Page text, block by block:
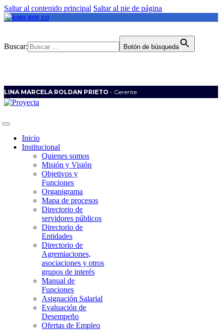
Saltar al contenido principal Saltar al pie de página
Buscar: Botón de búsqueda
LINA MARCELA ROLDAN PRIETO - Gerente
Inicio
Institucional
Quienes somos
Misión y Visión
Objetivos y
Funciones
Organigrama
Mapa de procesos
Directorio de
servidores públicos
Directorio de
Entidades
Directorio de
Agremiaciones,
asociaciones y otros
grupos de interés
Manual de
Funciones
Asignación Salarial
Evaluación de
Desempeño
Ofertas de Empleo